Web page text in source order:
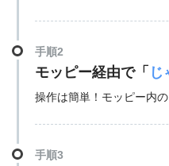
手順2
モッピー経由で「 じ
操作は簡単！モッピー内の
手順3